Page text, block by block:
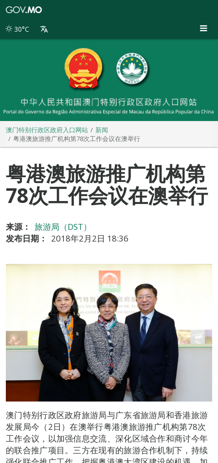
别
30°C
澳门特别行政区政府入口网站
新闻
粤港澳旅游推广机构第78次工作会议在澳举行
粤港澳旅游推广机构第
78次工作会议在澳举行
来源：
旅游局（DST）
发布日期：
2018年2月2日 18:36
澳门特别行政区政府旅游局与广东省旅游局和香港旅游
发展局今（2日）在澳举行粤港澳旅游推广机构第78次
工作会议，以加强信息交流、深化区域合作和商讨今年
的联合推广项目。三方在现有的旅游合作机制下，持续